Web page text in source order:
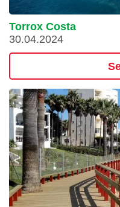
Torrox Costa
30.04.2024